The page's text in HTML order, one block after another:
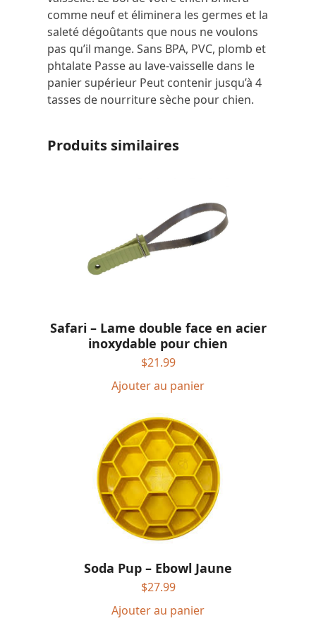
comme neuf et éliminera les germes et la
saleté dégoûtants que nous ne voulons
pas qu’il mange.Sans BPA, PVC, plomb et
phtalate Passe au lave-vaisselle dans le
panier supérieur Peut contenir jusqu’à 4
tasses de nourriture sèche pour chien.
Produits similaires
Safari – Lame double face en acier
inoxydable pour chien
$21.99
Ajouter au panier
Soda Pup – Ebowl Jaune
$27.99
Ajouter au panier